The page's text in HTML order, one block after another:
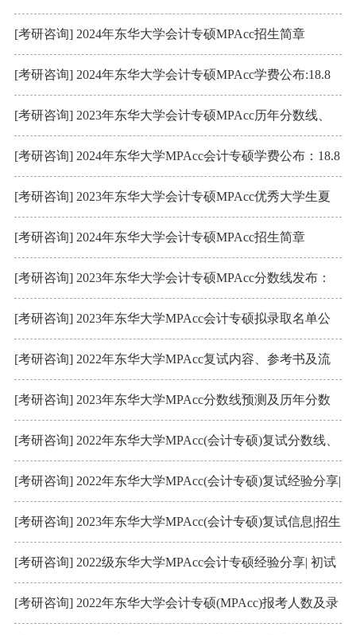
数及复试参考书
[考研咨询] 2024年东华大学会计专硕MPAcc招生简章
[考研咨询] 2024年东华大学会计专硕MPAcc学费公布:18.8
万
[考研咨询] 2023年东华大学会计专硕MPAcc历年分数线、
学费、复试详情、奖学金
[考研咨询] 2024年东华大学MPAcc会计专硕学费公布：18.8
万/2.5年
[考研咨询] 2023年东华大学会计专硕MPAcc优秀大学生夏
令营活动
[考研咨询] 2024年东华大学会计专硕MPAcc招生简章
[考研咨询] 2023年东华大学会计专硕MPAcc分数线发布：
223/102/51
[考研咨询] 2023年东华大学MPAcc会计专硕拟录取名单公
布！扩招68人！
[考研咨询] 2022年东华大学MPAcc复试内容、参考书及流
程（附复试真题）
[考研咨询] 2023年东华大学MPAcc分数线预测及历年分数
线
[考研咨询] 2022年东华大学MPAcc(会计专硕)复试分数线、
淘汰率、复试内容、复试参考书
[考研咨询] 2022年东华大学MPAcc(会计专硕)复试经验分享|
如何高效备考
[考研咨询] 2023年东华大学MPAcc(会计专硕)复试信息|招生
人数、复试参考书、复试内容
[考研咨询] 2022级东华大学MPAcc会计专硕经验分享| 初试
笔试复习攻略
[考研咨询] 2022年东华大学会计专硕(MPAcc)报考人数及录